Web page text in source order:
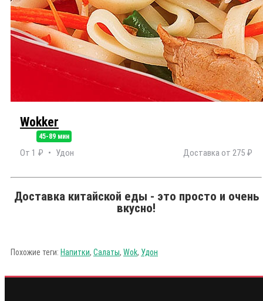
Wokker
45-89 мин
От 1 ₽ Удон Доставка от 275 ₽
Доставка китайской еды - это просто и очень
вкусно!
Похожие теги: Напитки, Салаты, Wok, Удон